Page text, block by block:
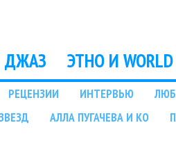
ДЖАЗ ЭТНО И WORLD
РЕЦЕНЗИИ ИНТЕРВЬЮ
АЛЛА ПУГАЧЕВА И КО